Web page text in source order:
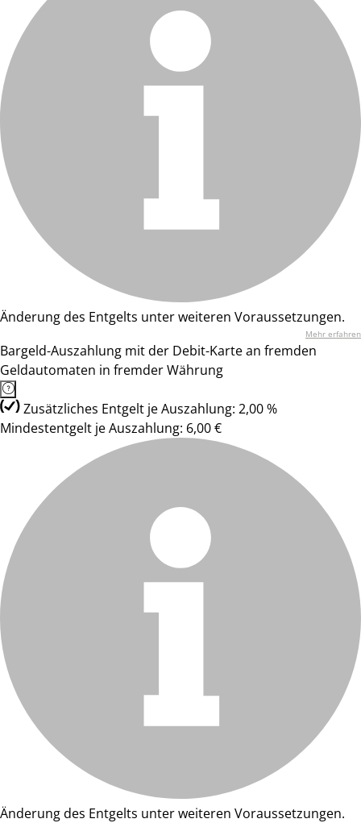
Änderung des Entgelts unter weiteren Voraussetzungen.
Mehr erfahren
Bargeld-Auszahlung mit der Debit-Karte an fremden
Geldautomaten in fremder Währung
Zusätzliches Entgelt je Auszahlung: 2,00 %
Mindestentgelt je Auszahlung: 6,00 €
Änderung des Entgelts unter weiteren Voraussetzungen.